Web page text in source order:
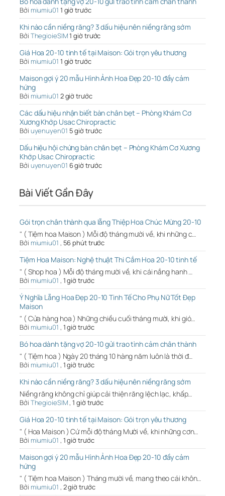
Bởi miumiu01 1 giờ trước
Khi nào cần niềng răng? 3 dấu hiệu nên niềng răng sớm
Bởi ThegioieSIM1 giờ trước
Giá Hoa 20-10 tinh tế tại Maison: Gói trọn yêu thương
Bởi miumiu01 1 giờ trước
Maison gợi ý 20 mẫu Hình Ảnh Hoa Đẹp 20-10 đầy cảm
hứng
Bởi miumiu01 2 giờ trước
Các dấu hiệu nhận biết bàn chân bẹt – Phòng Khám Cơ
Xương Khớp Usac Chiropractic
Bởi uyenuyen01 5 giờ trước
Dấu hiệu hội chứng bàn chân bẹt – Phòng Khám Cơ Xương
Khớp Usac Chiropractic
Bởi uyenuyen01 6 giờ trước
Bài Viết Gần Đây
Gói trọn chân thành qua lẵng Thiệp Hoa Chúc Mừng 20-10
" ( Tiệm hoa Maison ) Mỗi độ tháng mười về, khi những c…
Bởi miumiu01 , 56 phút trước
Tiệm Hoa Maison: Nghệ thuật Thi Cắm Hoa 20-10 tinh tế
" ( Shop hoa ) Mỗi độ tháng mười về, khi cái nắng hanh …
Bởi miumiu01 , 1 giờ trước
Ý Nghĩa Lẵng Hoa Đẹp 20-10 Tinh Tế Cho Phụ Nữ Tốt Đẹp
Maison
" ( Cửa hàng hoa ) Những chiều cuối tháng mười, khi gió…
Bởi miumiu01 , 1 giờ trước
Bó hoa dành tặng vợ 20-10 gửi trao tình cảm chân thành
" ( Tiệm hoa ) Ngày 20 tháng 10 hàng năm luôn là thời đ…
Bởi miumiu01 , 1 giờ trước
Khi nào cần niềng răng? 3 dấu hiệu nên niềng răng sớm
Niềng răng không chỉ giúp cải thiện răng lệch lạc, khấp…
Bởi ThegioieSIM,1 giờ trước
Giá Hoa 20-10 tinh tế tại Maison: Gói trọn yêu thương
" ( Hoa Maison ) Cứ mỗi độ tháng Mười về, khi những cơn…
Bởi miumiu01 , 1 giờ trước
Maison gợi ý 20 mẫu Hình Ảnh Hoa Đẹp 20-10 đầy cảm
hứng
" ( Tiệm hoa Maison ) Tháng mười về, mang theo cái khôn…
Bởi miumiu01 , 2 giờ trước